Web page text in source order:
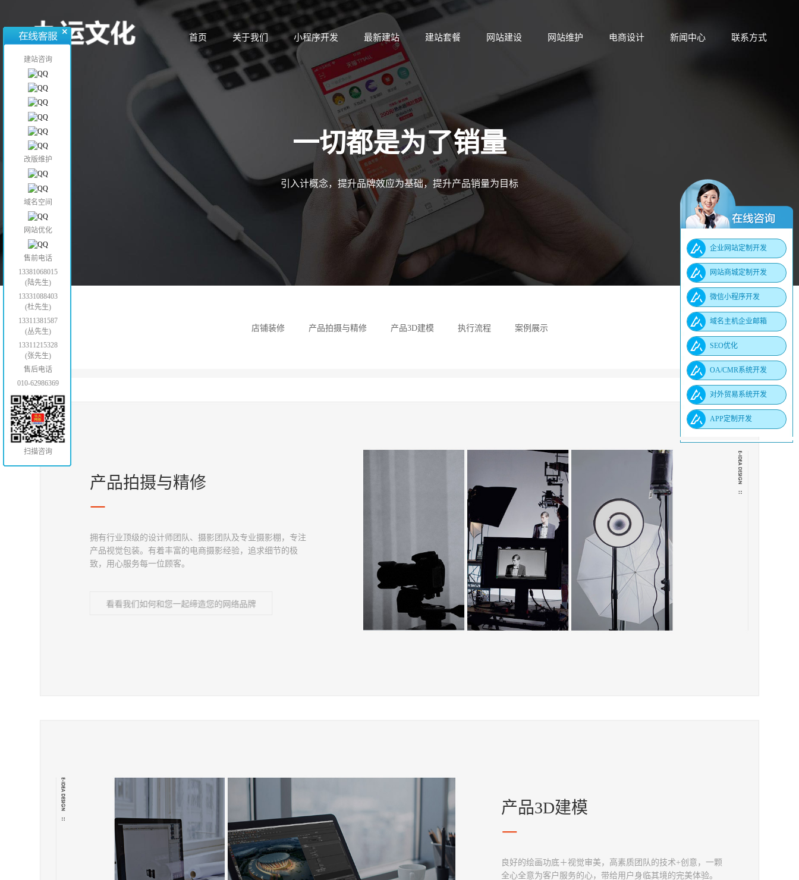
首页 关于我们 小程序开发 最新建站 建站套餐 网站建设 网站维护 电商设计 新闻中心 联系方式
首页 关于我们 小程序开发 最新建站 建站套餐
一切都是为了销量
引入计概念，提升品牌效应为基础，提升产品销量为目标
店铺装修 产品拍摄与精修 产品3D建模 执行流程 案例展示
店铺装修
活动页面策划与设计
您需要的不仅仅是设计，更是懂设计的运营团队！
产品拍摄与精修
拥有行业顶级的设计师团队、摄影团队及专业摄影棚，专注
产品视觉包装。有着丰富的电商摄影经验，追求细节的极
致，用心服务每一位顾客。
看看我们如何和您一起缔造您的网络品牌
产品3D建模
良好的绘画功底＋视觉审美，高素质团队的技术+创意，一颗
全心全意为客户服务的心，带给用户身临其境的完美体验。
建站咨询
改版维护
域名空间
网站优化
售前电话
13381068015
(陆先生)
13331088403
(杜先生)
13311381587
(丛先生)
13311215328
(张先生)
售后电话
010-62986369
扫描咨询
企业网站定制开发
网站商城定制开发
微信小程序开发
域名主机企业邮箱
SEO优化
OA/CMR系统开发
对外贸易系统开发
APP定制开发